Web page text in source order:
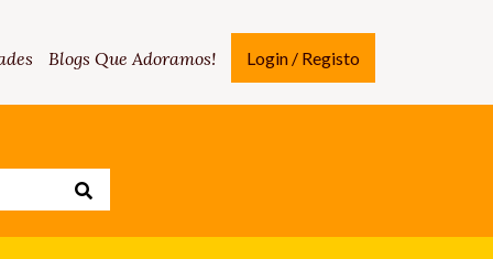
Blogs Que Adoramos! Login / Registo